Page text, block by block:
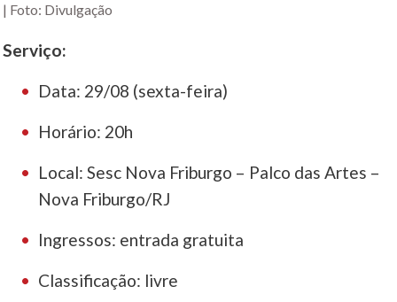
| Foto: Divulgação
Serviço:
Data: 29/08 (sexta-feira)
Horário: 20h
Local: Sesc Nova Friburgo – Palco das Artes –
Nova Friburgo/RJ
Ingressos: entrada gratuita
Classificação: livre